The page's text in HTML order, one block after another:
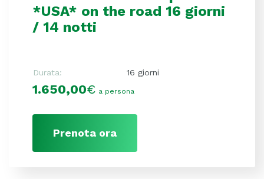
*USA* on the road 16 giorni
/ 14 notti
Durata: 16 giorni
1.650,00€ a persona
Prenota ora